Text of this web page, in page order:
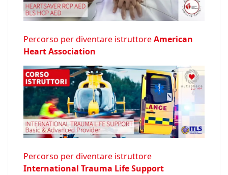
Percorso per diventare istruttoreAmerican
Heart Association
Percorso per diventare istruttore
International Trauma Life Support